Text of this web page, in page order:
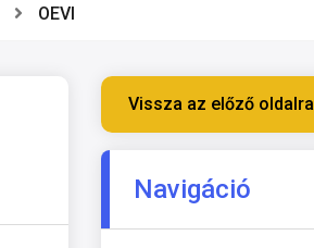
OEVI
Vissza az előző oldalra
Navigáció